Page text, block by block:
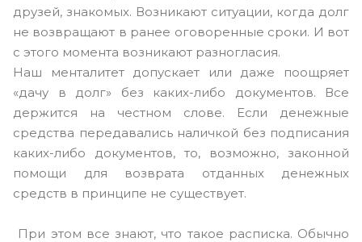
друзей, знакомых. Возникают ситуации, когда долг
не возвращают в ранее оговоренные сроки. И вот
с этого момента возникают разногласия.
Наш менталитет допускает или даже поощряет
«дачу в долг» без каких-либо документов. Все
держится на честном слове. Если денежные
средства передавались наличкой без подписания
каких-либо документов, то, возможно, законной
помощи для возврата отданных денежных
средств в принципе не существует.
При этом все знают, что такое расписка. Обычно